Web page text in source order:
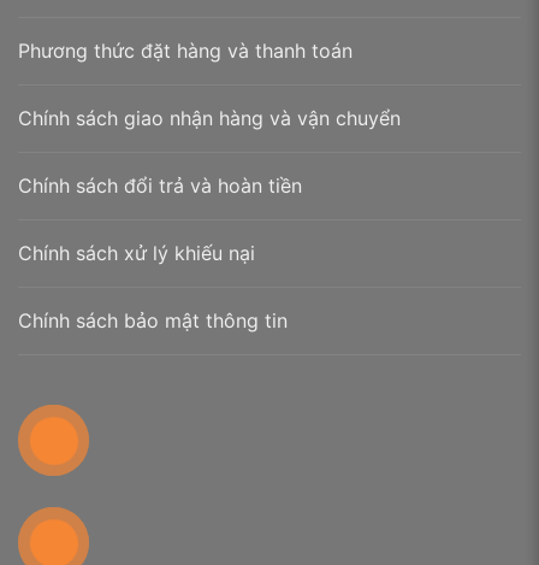
In bao lì xì
Phương thức đặt hàng và thanh toán
Chính sách giao nhận hàng và vận chuyển
Chính sách đổi trả và hoàn tiền
Chính sách xử lý khiếu nại
Chính sách bảo mật thông tin